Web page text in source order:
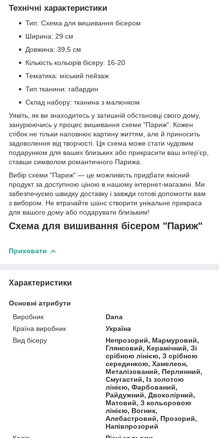
Технічні характеристики
Тип: Схема для вишивання бісером
Ширина: 29 см
Довжина: 39,5 см
Кількість кольорів бісеру: 16-20
Тематика: міський пейзаж
Тип тканини: габардин
Склад набору: тканина з малюнком
Уявіть, як ви знаходитесь у затишній обстановці свого дому,
занурюючись у процес вишивання схеми "Париж". Кожен
стібок не тільки наповнює картину життям, але й приносить
задоволення від творчості. Ця схема може стати чудовим
подарунком для ваших близьких або прикрасити ваш інтер'єр,
ставши символом романтичного Парижа.
Вибір схеми "Париж" — це можливість придбати якісний
продукт за доступною ціною в нашому інтернет-магазині. Ми
забезпечуємо швидку доставку і завжди готові допомогти вам
з вибором. Не втрачайте шанс створити унікальне прикраса
для вашого дому або подарувати близьким!
Схема для вишивання бісером "Париж"
Приховати
Характеристики
Основні атрибути
Виробник
Dana
Країна виробник
Україна
Вид бісеру
Непрозорий, Мармуровий,
Глянсовий, Керамічний, Зі
срібною лінією, З срібною
серединкою, Хамелеон,
Металізований, Перлинний,
Смугастий, Із золотою
лінією, Фарбований,
Райдужний, Двоколірний,
Матовий, З кольоровою
лінією, Вогник,
Алебастровий, Прозорий,
Напівпрозорий